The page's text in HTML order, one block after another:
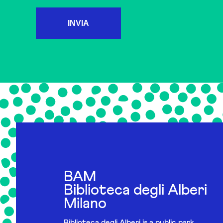
INVIA
BAM
Biblioteca degli Alberi
Milano